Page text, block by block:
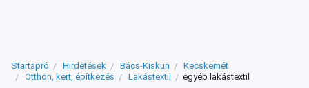
Startapró Hirdetések Bács-Kiskun
Kecskemét
Otthon, kert, építkezés
Lakástextil egyéb lakástextil